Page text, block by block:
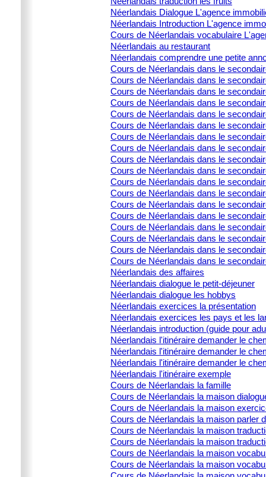
Néerlandais Dialogue L'agence
Néerlandais Introduction L'agence
Cours de Néerlandais vocabulaire
Néerlandais au restaurant
Néerlandais comprendre une petite
Cours de Néerlandais dans le
Cours de Néerlandais dans le
Cours de Néerlandais dans le
Cours de Néerlandais dans le
Cours de Néerlandais dans le
Cours de Néerlandais dans le
Cours de Néerlandais dans le
Cours de Néerlandais dans le
Cours de Néerlandais dans le
Cours de Néerlandais dans le
Cours de Néerlandais dans le
Cours de Néerlandais dans le
Cours de Néerlandais dans le
Cours de Néerlandais dans le
Cours de Néerlandais dans le
Cours de Néerlandais dans le
Cours de Néerlandais dans le
Cours de Néerlandais dans le
Néerlandais des affaires
Néerlandais dialogue le petit-déjeuner
Néerlandais dialogue les hobbys
Néerlandais exercices la présentation
Néerlandais exercices les pays et les
Néerlandais introduction (guide pour
Néerlandais l'itinéraire demander le
Néerlandais l'itinéraire demander le
Néerlandais l'itinéraire demander le
Néerlandais l'itinéraire exemple
Cours de Néerlandais la famille
Cours de Néerlandais la maison
Cours de Néerlandais la maison
Cours de Néerlandais la maison parler
Cours de Néerlandais la maison
Cours de Néerlandais la maison
Cours de Néerlandais la maison
Cours de Néerlandais la maison